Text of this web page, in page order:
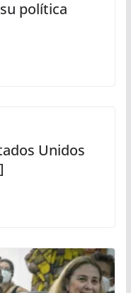
política
Unidos